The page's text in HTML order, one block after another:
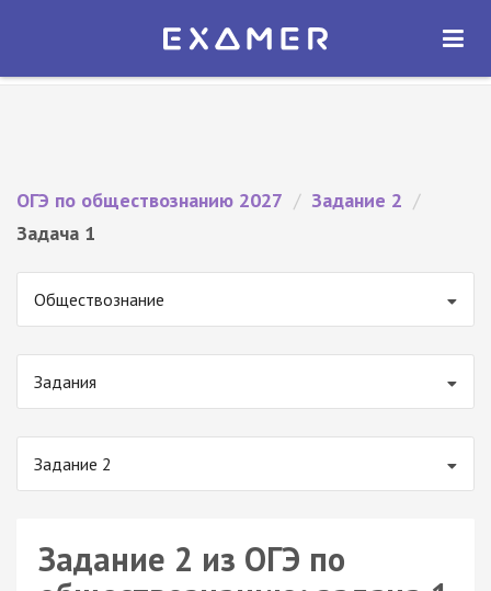
Экзамер — ЕГЭ 2027
ОТКРЫТЬ
ОГЭ по обществознанию 2027 / Задание 2 /
Задача 1
Обществознание
Задания
Задание 2
Задание 2 из ОГЭ по